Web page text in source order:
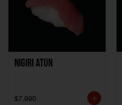
Nigiri Atún
$7.990